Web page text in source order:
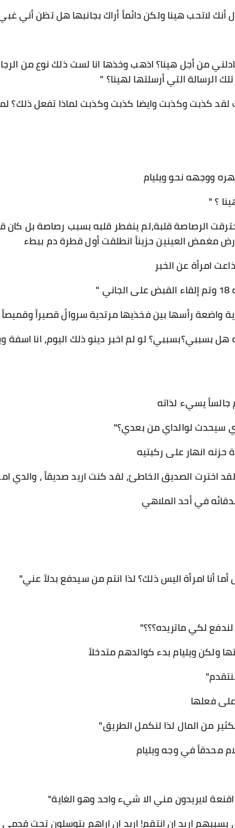
أنك لاتحب هينا ولكن دائماً أراك بجانبها هل تظن أني
من أجل هينا؟ اذهب وخذها انا لست ذلك نوع من
الرسالة التي أرسلتها لهينا؟ "
كذبت وكذبت وايضا كذبت وكذبت لماذا تفعل ذلك؟
ووجهه نحو ويليام
؟ "
الرصاصة قلبة،لم ينفطر قلبه بسبب رصاصة بل
مغمض العينين حزيناً انطلقت أول قطرة دم ببطء
امرأة عن الخبر
"
واضعة رأسها بين فخذيها مرتدية سروالً قصيراً
هل بسببي؟بسببي؟ لو لم اخبر دينو ذلك اليوم، انا
جالساً يسيء لذاته
سيحدث لوالداي من بعدي؟"
انهار على ركبتيه
اخترت الصديق الخاطئ، لقد كنت اريد صديقاً ،
في أحد الملاهي
أنا امرأة اليس ذلك؟ لذا انتم من سيدفع بدلاً عني"
لكي ماتريده؟؟؟"
ولكن ويليام بدء كوالدهم متدخلاً
فعلها
من المال لذا لنكمل الطريق"
محدقاً في وجه ويليام
لايريدون مني الا شيء واحد وهو الغاية"
بسببهم اريد ان انتقم! اريد ان اراهم يتوسلون تحت